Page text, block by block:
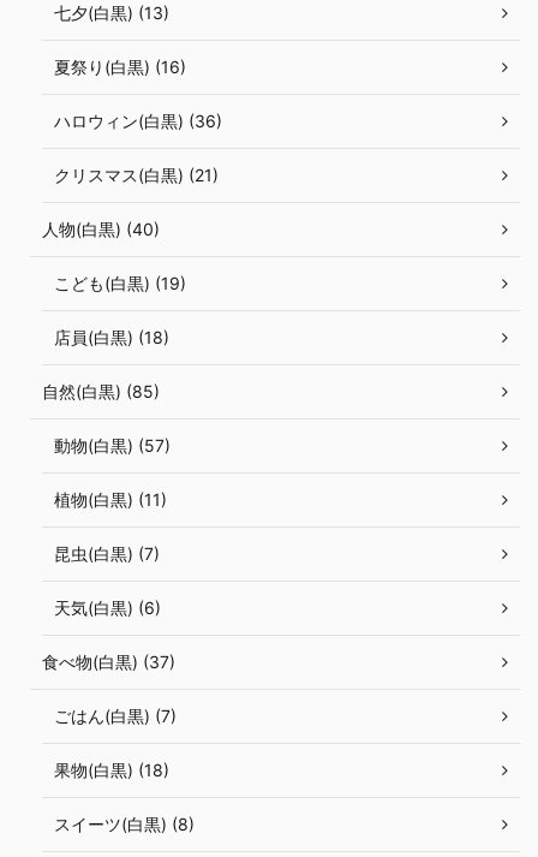
七夕(白黒) (13)
夏祭り(白黒) (16)
ハロウィン(白黒) (36)
クリスマス(白黒) (21)
人物(白黒) (40)
こども(白黒) (19)
店員(白黒) (18)
自然(白黒) (85)
動物(白黒) (57)
植物(白黒) (11)
昆虫(白黒) (7)
天気(白黒) (6)
食べ物(白黒) (37)
ごはん(白黒) (7)
果物(白黒) (18)
スイーツ(白黒) (8)